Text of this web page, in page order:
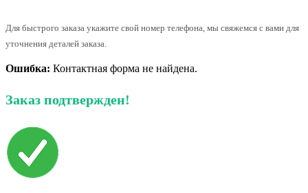
Для быстрого заказа укажите свой номер телефона, мы свяжемся с вами для
уточнения деталей заказа.
Ошибка: Контактная форма не найдена.
Заказ подтвержден!